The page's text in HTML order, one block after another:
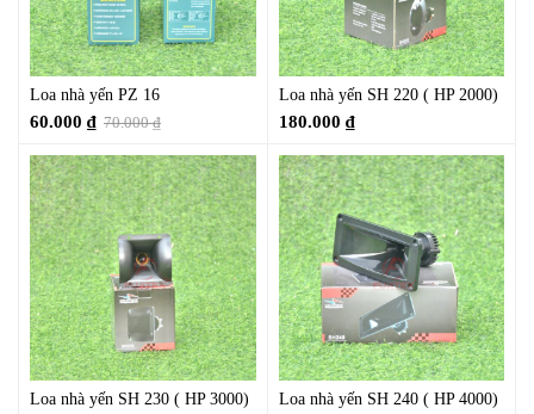
Loa nhà yến PZ 16
70.000₫
60.000 ₫
Loa nhà yến SH 220 ( HP 2000)
180.000 ₫
Loa nhà yến SH 230 ( HP 3000) Loa nhà yến SH 240 ( HP 4000)